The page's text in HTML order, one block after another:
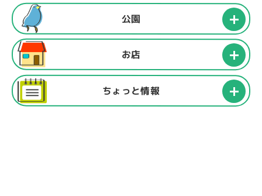
公園
お店
ちょっと情報